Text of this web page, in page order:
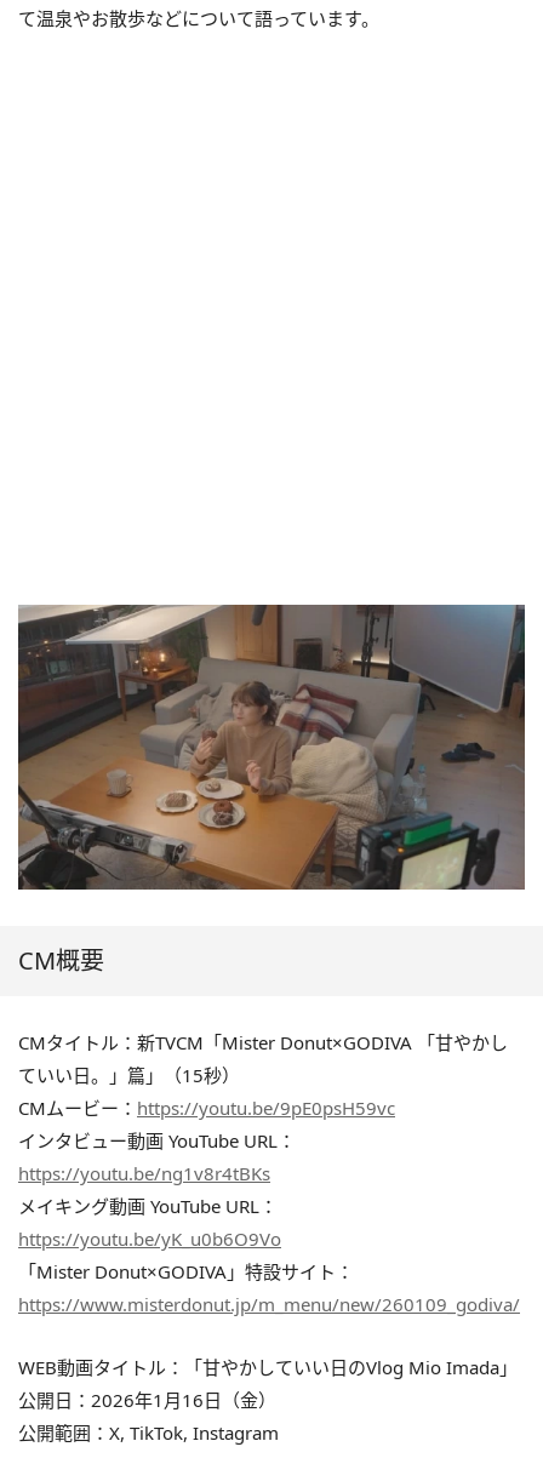
て温泉やお散歩などについて語っています。
CM概要
CMタイトル：新TVCM「Mister Donut×GODIVA 「甘やかし
ていい日。」篇」（15秒）
CMムービー： https://youtu.be/9pE0psH59vc
インタビュー動画 YouTube URL：
https://youtu.be/ng1v8r4tBKs
メイキング動画 YouTube URL：
https://youtu.be/yK_u0b6O9Vo
「Mister Donut×GODIVA」特設サイト：
https://www.misterdonut.jp/m_menu/new/260109_godiva/
WEB動画タイトル：「甘やかしていい日のVlog Mio Imada」
公開日：2026年1月16日（金）
公開範囲：X, TikTok, Instagram